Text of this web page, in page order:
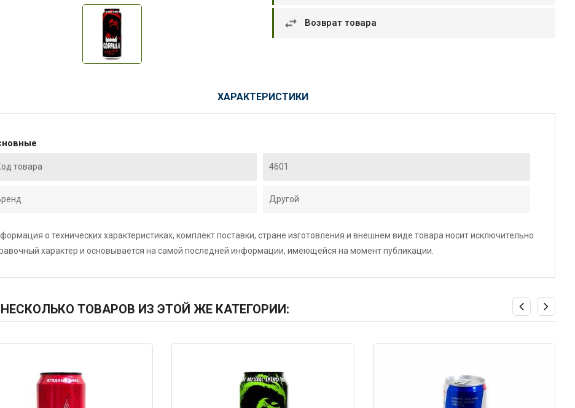
Лежу в больнице, сделала заказ, все
привезли раньше назначенного
времени. Курьер Анвар, спасибо ему!
Оформляют заказ и доставляют
Возврат товара
ХАРАКТЕРИСТИКИ
товара 4601
Другой
о технических характеристиках, комплект поставки, стране изготовления и внешнем виде товара носит исключительно
характер и основывается на самой последней информации, имеющейся на момент публикации.
ТОВАРОВ ИЗ ЭТОЙ ЖЕ КАТЕГОРИИ: